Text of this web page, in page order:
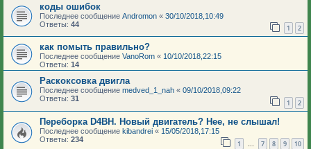
коды ошибок
Последнее сообщение Andromon « 30/10/2018,10:49
Ответы: 44 1 2
как помыть правильно?
Последнее сообщение VanoRom « 10/10/2018,22:15
Ответы: 14
Раскоксовка двигла
Последнее сообщение medved_1_nah « 09/10/2018,09:22
Ответы: 31 1 2
Переборка D4BH. Новый двигатель? Нее, не слышал!
Последнее сообщение kibandrei « 15/05/2018,17:15
Ответы: 234 1 … 7 8 9 10